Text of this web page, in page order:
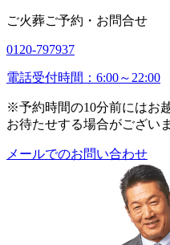
ご火葬ご予約・お問合せ
0120-797937
電話受付時間：6:00～22:00
※予約時間の10分前にはお
お待たせする場合がござい
メールでのお問い合わせ